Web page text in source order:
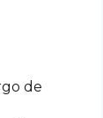
de